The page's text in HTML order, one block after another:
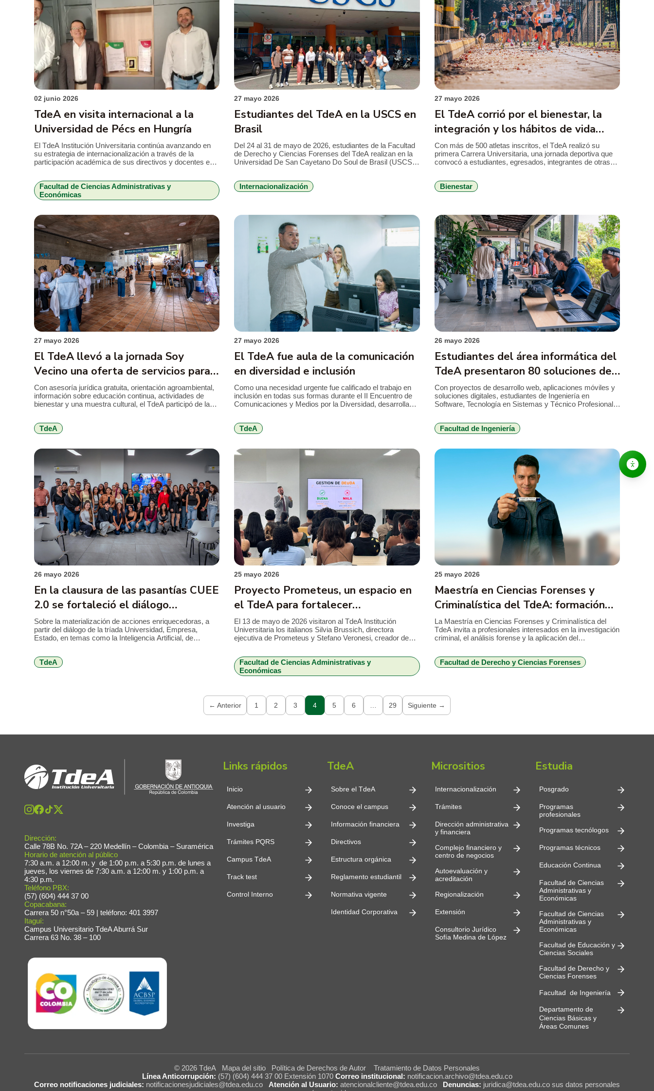
Facultades
02 junio 2026
TdeA en visita internacional a la
Universidad de Pécs en Hungría
El TdeA Institución Universitaria continúa avanzando en
su estrategia de internacionalización a través de la
participación académica de sus directivos y docentes en
Ciencias Administrativas y Económicas, y el Dr. Ever
Bedoya, profesor de la misma […]
Facultad de Ciencias Administrativas y
Económicas
27 mayo 2026
Estudiantes del TdeA en la USCS en
Brasil
Del 24 al 31 de mayo de 2026, estudiantes de la Facultad
de Derecho y Ciencias Forenses del TdeA realizan en la
Universidad De San Cayetano Do Soul de Brasil (USCS),
oportunidad viajaron tres estudiantes del programa de
Internacionalización
27 mayo 2026
El TdeA corrió por el bienestar, la
integración y los hábitos de vida
saludable
Con más de 500 atletas inscritos, el TdeA realizó su
primera Carrera Universitaria, una jornada deportiva que
convocó a estudiantes, egresados, integrantes de otras
actividad física, el aprovechamiento del tiempo libre y el
Bienestar
27 mayo 2026
El TdeA llevó a la jornada Soy
Vecino una oferta de servicios para
las comunidades cercanas
Con asesoría jurídica gratuita, orientación agroambiental,
información sobre educación continua, actividades de
bienestar y una muestra cultural, el TdeA participó de la
7 Robledo. La actividad, liderada por el Hospital Pablo
TdeA
27 mayo 2026
El TdeA fue aula de la comunicación
en diversidad e inclusión
Como una necesidad urgente fue calificado el trabajo en
inclusión en todas sus formas durante el II Encuentro de
Comunicaciones y Medios por la Diversidad, desarrollado
Universitaria. El campus Robledo recibió a
TdeA
26 mayo 2026
Estudiantes del área informática del
TdeA presentaron 80 soluciones de
software con aplicación en
contextos reales
Con proyectos de desarrollo web, aplicaciones móviles y
soluciones digitales, estudiantes de Ingeniería en
Software, Tecnología en Sistemas y Técnico Profesional
(PPI) y Proyectos de Aula, realizada entre el 20 y el 23 de
Facultad de Ingeniería
26 mayo 2026
En la clausura de las pasantías CUEE
2.0 se fortaleció el diálogo
Universidad-Empresa-Estado
Sobre la materialización de acciones enriquecedoras, a
partir del diálogo de la tríada Universidad, Empresa,
Estado, en temas como la Inteligencia Artificial, de
de cierre de las pasantías CUEE 2.0, una iniciativa que
TdeA
25 mayo 2026
Proyecto Prometeus, un espacio en
el TdeA para fortalecer
competencias financieras
El 13 de mayo de 2026 visitaron al TdeA Institución
Universitaria los italianos Silvia Brussich, directora
ejecutiva de Prometeus y Stefano Veronesi, creador de
económico y en las familias. El proyecto reconoce un
entorno económico cada vez más […]
Facultad de Ciencias Administrativas y
Económicas
25 mayo 2026
Maestría en Ciencias Forenses y
Criminalística del TdeA: formación
avanzada para aportar a una justicia
basada en evidencia
La Maestría en Ciencias Forenses y Criminalística del
TdeA invita a profesionales interesados en la investigación
criminal, el análisis forense y la aplicación del
posgrado con trayectoria, pertinencia e
Facultad de Derecho y Ciencias Forenses
← Anterior 1 2 3 4 5 6 29 Siguiente →
Dirección:
Calle 78B No. 72A – 220 Medellín – Colombia – Suramérica
Horario de atención al público
7:30 a.m. a 12:00 m. y de 1:00 p.m. a 5:30 p.m. de lunes a
jueves, los viernes de 7:30 a.m. a 12:00 m. y 1:00 p.m. a
4:30 p.m.
Teléfono PBX:
(57) (604) 444 37 00
Copacabana:
Carrera 50 n°50a – 59 | teléfono: 401 3997
Itaguí:
Campus Universitario TdeA Aburrá Sur
Carrera 63 No. 38 – 100
Links rápidos
Inicio
Atención al usuario
Investiga
Trámites PQRS
Campus TdeA
Track test
Control Interno
TdeA
Sobre el TdeA
Conoce el campus
Información financiera
Directivos
Estructura orgánica
Reglamento estudiantil
Normativa vigente
Identidad Corporativa
Micrositios
Internacionalización
Trámites
Dirección administrativa
y financiera
Complejo financiero y
centro de negocios
Autoevaluación y
acreditación
Regionalización
Extensión
Consultorio Jurídico
Sofía Medina de López
Estudia
Posgrado
Programas
profesionales
Programas tecnólogos
Programas técnicos
Educación Continua
Facultad de Ciencias
Administrativas y
Económicas
Facultad de Ciencias
Administrativas y
Económicas
Facultad de Educación y
Ciencias Sociales
Facultad de Derecho y
Ciencias Forenses
Facultad de Ingeniería
Departamento de
Ciencias Básicas y
Áreas Comunes
© 2026 TdeA Mapa del sitio Política de Derechos de Autor
Tratamiento de Datos Personales
Línea Anticorrupción: (57) (604) 444 37 00 Extensión 1070 Correo institucional: notificacion.archivo@tdea.edu.co
Correo notificaciones judiciales: notificacionesjudiciales@tdea.edu.co Atención al Usuario: atencionalcliente@tdea.edu.co Denuncias: juridica@tdea.edu.co sus datos personales